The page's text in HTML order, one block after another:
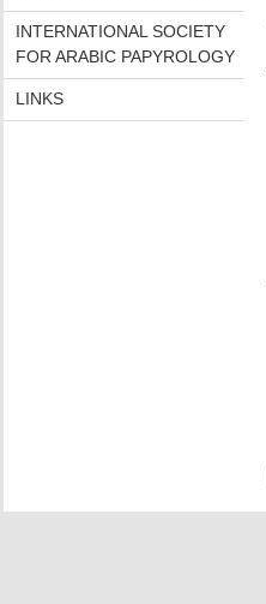
INTERNATIONAL SOCIETY
FOR ARABIC PAPYROLOGY
LINKS